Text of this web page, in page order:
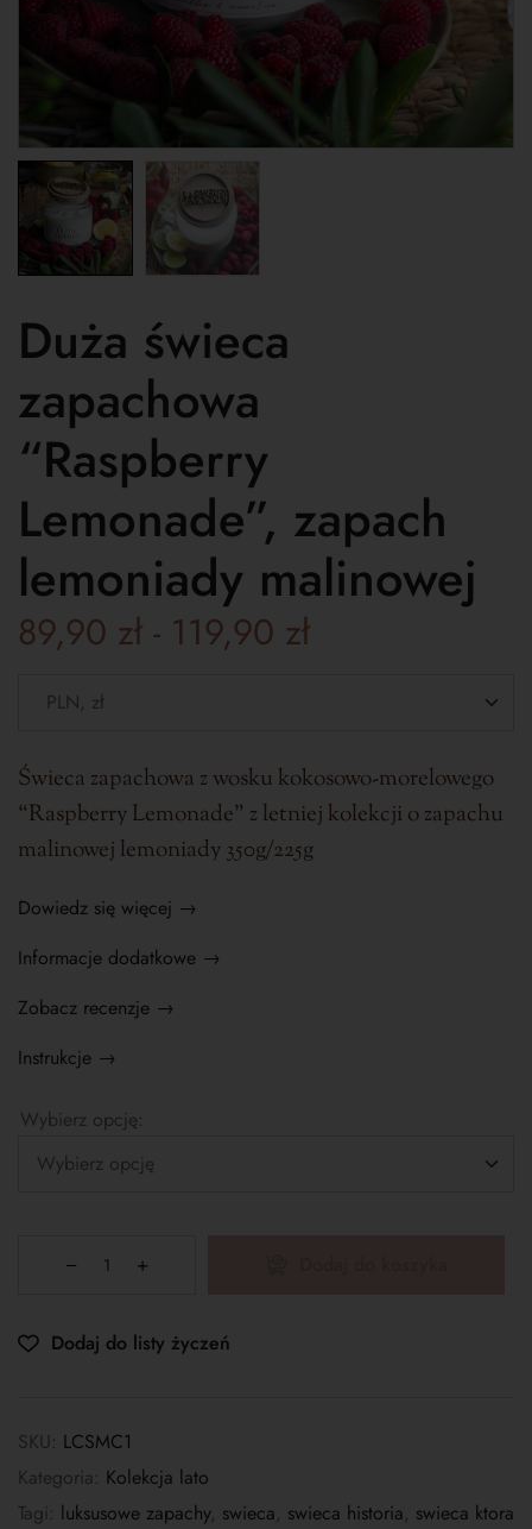
Duża świeca
zapachowa
“Raspberry
Lemonade”, zapach
lemoniady malinowej
89,90 zł - 119,90 zł
Świeca zapachowa z wosku kokosowo-morelowego
“Raspberry Lemonade” z letniej kolekcji o zapachu
malinowej lemoniady 350g/225g
Dowiedz się więcej →
Informacje dodatkowe →
Zobacz recenzje →
Instrukcje →
Wybierz opcję:
Dodaj do listy życzeń
SKU: LCSMC1
Kategoria: Kolekcja lato
Tagi: luksusowe zapachy, swieca, swieca historia, swieca ktora